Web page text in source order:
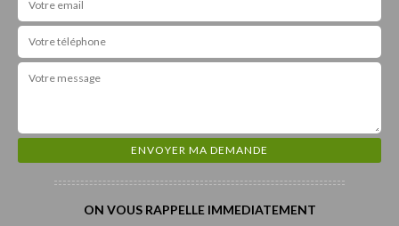
ON VOUS RAPPELLE IMMEDIATEMENT